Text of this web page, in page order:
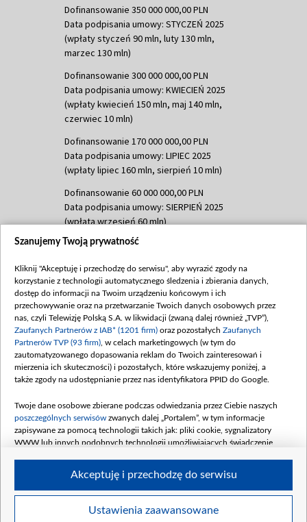
Dofinansowanie 350 000 000,00 PLN
Data podpisania umowy: STYCZEŃ 2025
(wpłaty styczeń 90 mln, luty 130 mln,
marzec 130 mln)
Dofinansowanie 300 000 000,00 PLN
Data podpisania umowy: KWIECIEŃ 2025
(wpłaty kwiecień 150 mln, maj 140 mln,
czerwiec 10 mln)
Dofinansowanie 170 000 000,00 PLN
Data podpisania umowy: LIPIEC 2025
(wpłaty lipiec 160 mln, sierpień 10 mln)
Dofinansowanie 60 000 000,00 PLN
Data podpisania umowy: SIERPIEŃ 2025
(wpłata wrzesień 60 mln)
Dofinansowanie 635 783 051,21 PLN
(wpłata wrzesień 100 mln, październik 350
mln, listopad 265 mln)
Dofinansowanie 48 862 000,00 PLN
Data podpisania umowy: GRUDZIEŃ 2025
(wpłata grudzień 60,548 mln)
Dofinansowanie 900 000 000,00 PLN
Data podpisania umowy: LUTY 2026 (wpłata
kwiecień 180 mln, 7 maja 180 mln, 8
czerwca 90 mln)
Dofinansowanie 250 000 000,00 PLN
4 sierpnia 250 mln
Szanujemy Twoją prywatność
Kliknij "Akceptuję i przechodzę do serwisu", aby wyrazić zgody na
korzystanie z technologii automatycznego śledzenia i zbierania danych,
dostęp do informacji na Twoim urządzeniu końcowym i ich
przechowywanie oraz na przetwarzanie Twoich danych osobowych przez
nas, czyli Telewizję Polską S.A. w likwidacji (zwaną dalej również „TVP”),
Zaufanych Partnerów z IAB* (1201 firm) oraz pozostałych Zaufanych
Partnerów TVP (93 firm) , w celach marketingowych (w tym do
zautomatyzowanego dopasowania reklam do Twoich zainteresowań i
mierzenia ich skuteczności) i pozostałych, które wskazujemy poniżej, a
także zgody na udostępnianie przez nas identyfikatora PPID do Google.
Twoje dane osobowe zbierane podczas odwiedzania przez Ciebie naszych
poszczególnych serwisów zwanych dalej „Portalem”, w tym informacje
zapisywane za pomocą technologii takich jak: pliki cookie, sygnalizatory
WWW lub innych podobnych technologii umożliwiających świadczenie
Twoje dane osobowe zbierane podczas odwiedzania przez Ciebie
Ustawienia zaawansowane
Akceptuję i przechodzę do serwisu